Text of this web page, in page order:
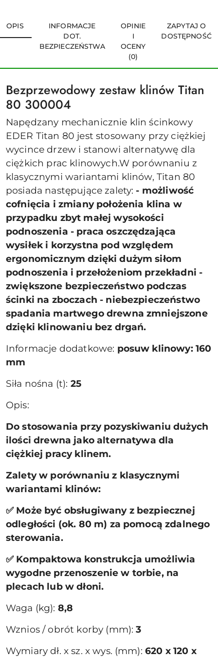
OPIS
INFORMACJE
DOT.
BEZPIECZEŃSTWA
OPINIE
I
OCENY
(0)
ZAPYTAJ O
DOSTĘPNOŚĆ
Bezprzewodowy zestaw klinów Titan
80 300004
Napędzany mechanicznie klin ścinkowy
EDER Titan 80 jest stosowany przy ciężkiej
wycince drzew i stanowi alternatywę dla
ciężkich prac klinowych.W porównaniu z
klasycznymi wariantami klinów, Titan 80
posiada następujące zalety: - możliwość
cofnięcia i zmiany położenia klina w
przypadku zbyt małej wysokości
podnoszenia - praca oszczędzająca
wysiłek i korzystna pod względem
ergonomicznym dzięki dużym siłom
podnoszenia i przełożeniom przekładni -
zwiększone bezpieczeństwo podczas
ścinki na zboczach - niebezpieczeństwo
spadania martwego drewna zmniejszone
dzięki klinowaniu bez drgań.
Informacje dodatkowe: posuw klinowy: 160
mm
Siła nośna (t): 25
Opis:
Do stosowania przy pozyskiwaniu dużych
ilości drewna jako alternatywa dla
ciężkiej pracy klinem.
Zalety w porównaniu z klasycznymi
wariantami klinów:
✅ Może być obsługiwany z bezpiecznej
odległości (ok. 80 m) za pomocą zdalnego
sterowania.
✅ Kompaktowa konstrukcja umożliwia
wygodne przenoszenie w torbie, na
plecach lub w dłoni.
Waga (kg): 8,8
Wznios / obrót korby (mm):3
Wymiary dł. x sz. x wys. (mm): 620 x 120 x